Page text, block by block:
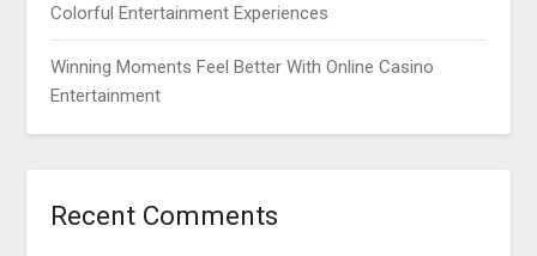
Colorful Entertainment Experiences
Winning Moments Feel Better With Online Casino
Entertainment
Recent Comments